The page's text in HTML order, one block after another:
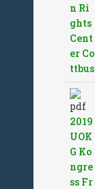
n Ri
ghts
Cent
er Co
ttbus
2019
UOK
G Ko
ngre
ss Fr